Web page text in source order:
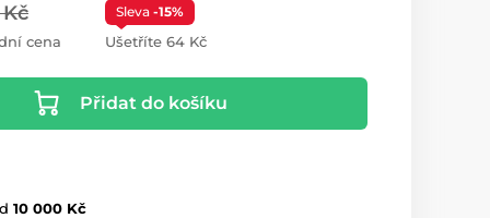
cena
Sleva -15%
Ušetříte 64 Kč
Přidat do košíku
10 000 Kč